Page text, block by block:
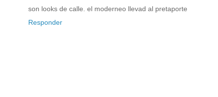
son looks de calle. el moderneo llevad al pretaporte
Responder